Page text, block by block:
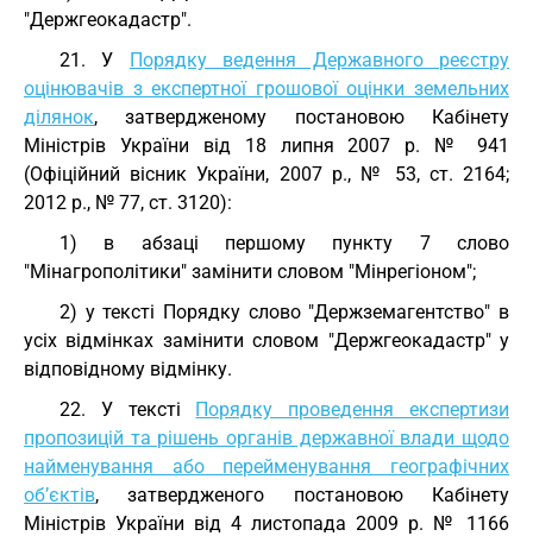
"Держгеокадастр".
21. У Порядку ведення Державного реєстру
оцінювачів з експертної грошової оцінки земельних
ділянок, затвердженому постановою Кабінету
Міністрів України від 18 липня 2007 р. № 941
(Офіційний вісник України, 2007 р., № 53, ст. 2164;
2012 р., № 77, ст. 3120):
1) в абзаці першому пункту 7 слово
"Мінагрополітики" замінити словом "Мінрегіоном";
2) у тексті Порядку слово "Держземагентство" в
усіх відмінках замінити словом "Держгеокадастр" у
відповідному відмінку.
22. У тексті Порядку проведення експертизи
пропозицій та рішень органів державної влади щодо
найменування або перейменування географічних
об’єктів, затвердженого постановою Кабінету
Міністрів України від 4 листопада 2009 р. № 1166